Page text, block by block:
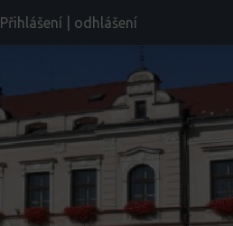
Přihlášení | odhlášení